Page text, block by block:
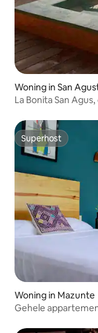
Woning in San
La Bonita San
Superhost
Superhost
Woning in Mazunte
Gehele